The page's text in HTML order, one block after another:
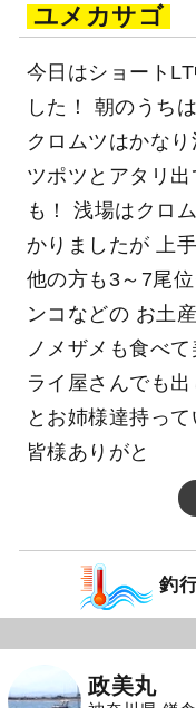
ユメカサゴ
今日はショート
した！ 朝のうち
クロムツはかな
ツポツとアタリ
も！ 浅場はクロ
かりましたが 上
他の方も3～7尾
ンコなどの お土
ノメザメも食べ
ライ屋さんでも
とお姉様達持っ
皆様ありがと
釣
政美丸